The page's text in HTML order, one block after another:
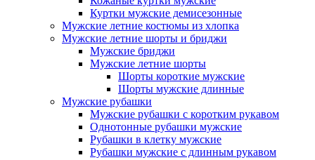
Куртки мужские демисезонные
Мужские летние костюмы из хлопка
Мужские летние шорты и бриджи
Мужские бриджи
Мужские летние шорты
Шорты короткие мужские
Шорты мужские длинные
Мужские рубашки
Мужские рубашки с коротким рукавом
Однотонные рубашки мужские
Рубашки в клетку мужские
Рубашки мужские с длинным рукавом